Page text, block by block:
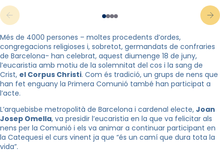
Més de 4000 persones – moltes procedents d’ordes,
congregacions religioses i, sobretot, germandats de confraries
de Barcelona- han celebrat, aquest diumenge 18 de juny,
l’eucaristia amb motiu de la solemnitat del cos i la sang de
Crist, el Corpus Christi. Com és tradició, un grups de nens que
han fet enguany la Primera Comunió també han participat a
l’acte.
L’arquebisbe metropolità de Barcelona i cardenal electe, Joan
Josep Omella, va presidir l’eucaristia en la que va felicitar als
nens per la Comunió i els va animar a continuar participant en
la Catequesi el curs vinent ja que “és un camí que dura tota la
vida”.